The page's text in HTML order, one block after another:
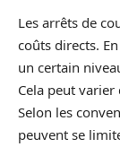
Les arrêts de
coûts directs.
un certain
Cela peut
Selon les
peuvent se